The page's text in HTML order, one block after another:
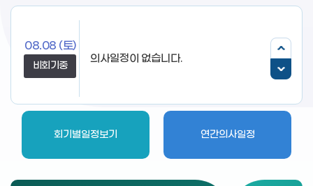
08.08 (토)
비회기중
회기별일정보기 연간의사일정